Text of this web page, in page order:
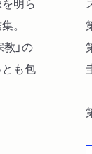
。
教」の
も包